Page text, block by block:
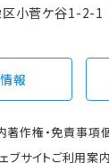
小菅ケ谷1-2-1
報
著作権・免責事項
ブサイトご利用案内